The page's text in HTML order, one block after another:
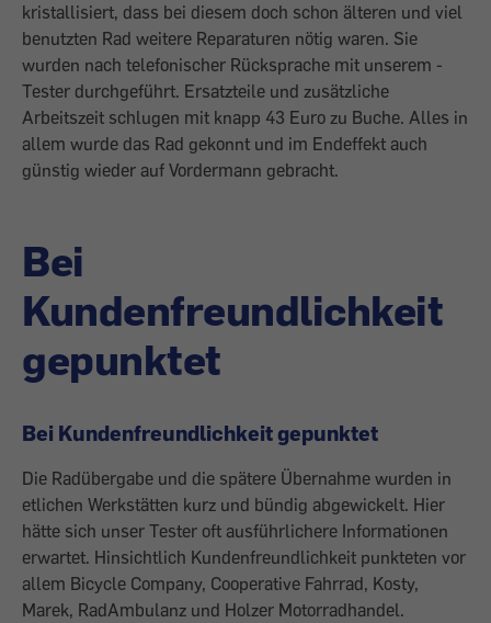
kristallisiert, dass bei diesem doch schon älteren und viel
­benutzten Rad weitere ­Reparaturen nötig waren. Sie
wurden nach telefonischer Rücksprache mit unserem ­
Tester durchgeführt. Ersatzteile und zu­sätzliche
Arbeitszeit ­schlugen mit knapp 43 Euro zu Buche. Alles in
allem wurde das Rad gekonnt und im Endeffekt auch
günstig wieder auf Vordermann gebracht.
Bei
Kundenfreundlichkeit
gepunktet
Bei Kundenfreundlichkeit gepunktet
Die Radübergabe und die spätere Übernahme wurden in
etlichen Werkstätten kurz und bündig abgewickelt. Hier
hätte sich unser Tester oft ausführlichere Informationen
erwartet. Hinsichtlich Kundenfreundlichkeit punkteten vor
allem Bicycle Company, Cooperative Fahrrad, Kosty,
Marek, RadAmbulanz und Holzer Motorradhandel.